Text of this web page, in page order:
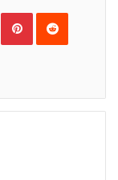
PinterestReddit